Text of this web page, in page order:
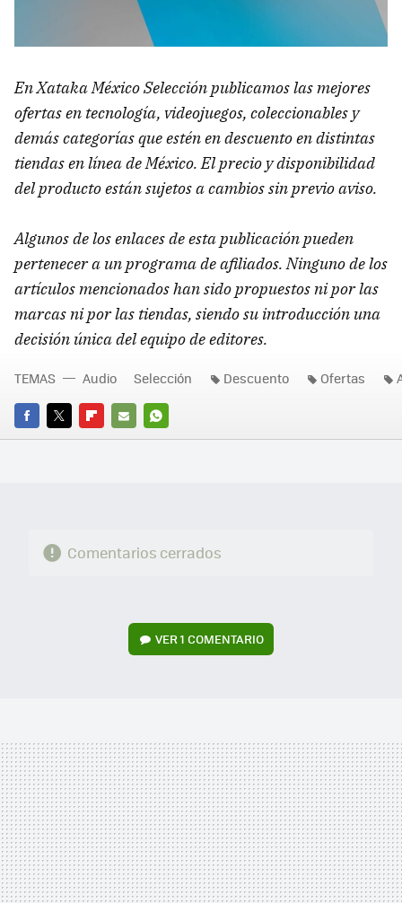
En Xataka México Selección publicamos las mejores
ofertas en tecnología, videojuegos, coleccionables y
demás categorías que estén en descuento en distintas
tiendas en línea de México. El precio y disponibilidad
del producto están sujetos a cambios sin previo aviso.
Algunos de los enlaces de esta publicación pueden
pertenecer a un programa de afiliados. Ninguno de los
artículos mencionados han sido propuestos ni por las
marcas ni por las tiendas, siendo su introducción una
decisión única del equipo de editores.
FACEBOOK
TWITTERFLIPBOARD
E-
WHATSAPP
TEMAS Audio Selección Descuento Ofertas
Comentarios cerrados
VER1 COMENTARIO